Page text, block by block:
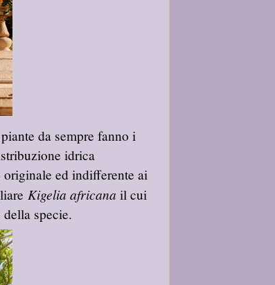
da sempre fanno i
idrica
ed indifferente ai
Kigelia africana il cui
specie.